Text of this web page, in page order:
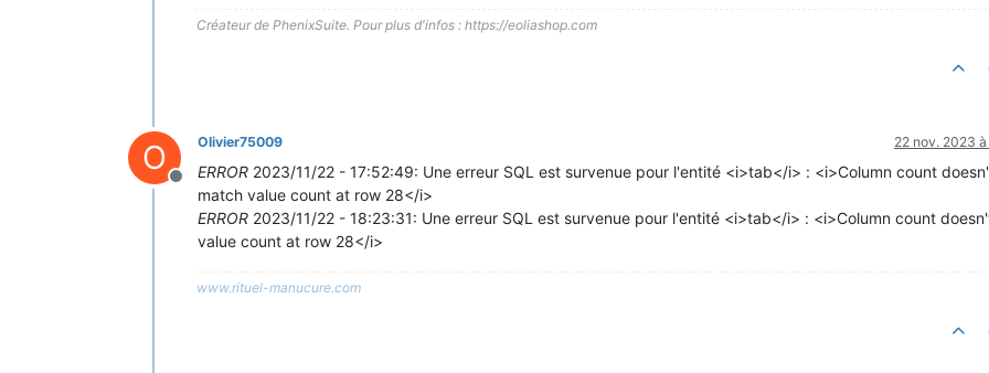
Créateur de PhenixSuite. Pour plus d'infos : https://eoliashop.com
O
Hors-ligne
Olivier75009 22 nov. 2023
ERROR 2023/11/22 - 17:52:49: Une erreur SQL est survenue pour l'entité <i>tab</i> : <i>Column count
match value count at row 28</i>
ERROR 2023/11/22 - 18:23:31: Une erreur SQL est survenue pour l'entité <i>tab</i> : <i>Column count
value count at row 28</i>
www.rituel-manucure.com